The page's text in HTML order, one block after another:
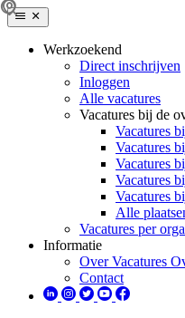
Werkzoekend
Direct inschrijven
Inloggen
Alle vacatures
Vacatures bij de
Vacatures
Vacatures
Vacatures
Vacatures
Vacatures
Alle
Vacatures per
Informatie
Over Vacatures
Contact